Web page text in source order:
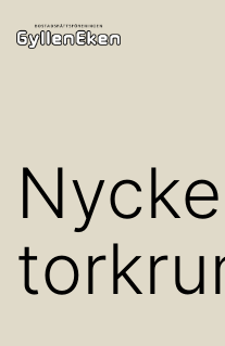
Hoppa
till